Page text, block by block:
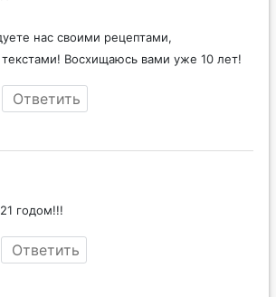
возможным
нас своими рецептами,
Ответить
Ответить